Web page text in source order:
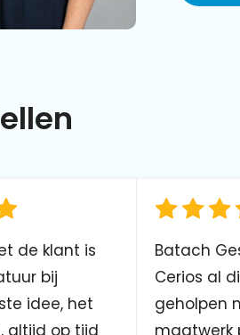
de klant is
bij
idee, het
altijd op tijd
Batach
Cerios al
geholpen
maatwerk